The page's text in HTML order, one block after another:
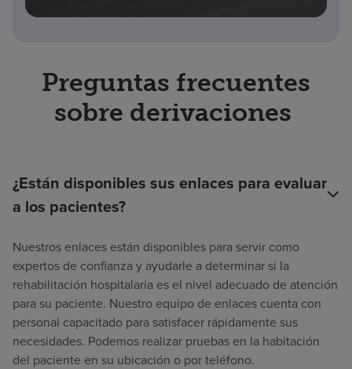
Preguntas frecuentes
sobre derivaciones
¿Están disponibles sus enlaces para evaluar
a los pacientes?
Nuestros enlaces están disponibles para servir como
expertos de confianza y ayudarle a determinar si la
rehabilitación hospitalaria es el nivel adecuado de atención
para su paciente. Nuestro equipo de enlaces cuenta con
personal capacitado para satisfacer rápidamente sus
necesidades. Podemos realizar pruebas en la habitación
del paciente en su ubicación o por teléfono.